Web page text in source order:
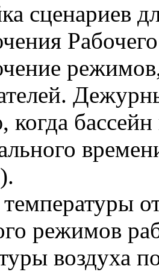
сценариев
когда бассейн
режимов
воздуха